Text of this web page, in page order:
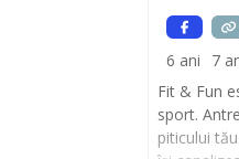
6 ani 7
Fit & Fun
sport.
piticului